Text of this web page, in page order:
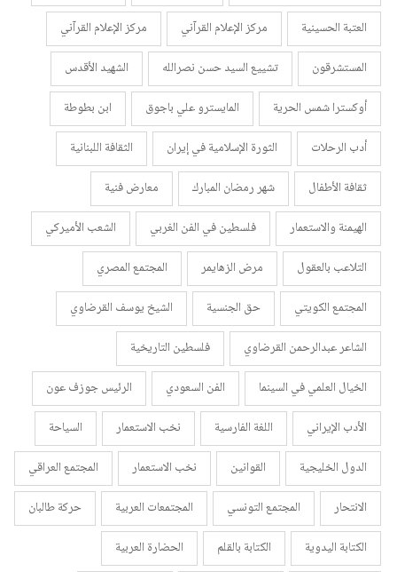
العتبة الحسينية
مركز الإعلام القرآني
مركز الإعلام القرآني
المستشرقون
تشييع السيد حسن نصرالله
الشهيد الأقدس
أوكسترا شمس الحرية
المايسترو علي باجوق
ابن بطوطة
أدب الرحلات
الثورة الإسلامية في إيران
الثقافة اللبنانية
ثقافة الأطفال
شهر رمضان المبارك
معارض فنية
الهيمنة والاستعمار
فلسطين في الفن الغربي
الشعب الأميركي
التلاعب بالعقول
مرض الزهايمر
المجتمع المصري
المجتمع الكويتي
حق الجنسية
الشيخ يوسف القرضاوي
الشاعر عبدالرحمن القرضاوي
فلسطين التاريخية
الخيال العلمي في السينما
الفن السعودي
الرئيس جوزف عون
الأدب الإيراني
اللغة الفارسية نخب الاستعمار
السياحة
الدول الخليجية
القوانين نخب الاستعمار
المجتمع العراقي
الانتحار
المجتمع التونسي المجتمعات العربية
حركة طالبان
الكتابة اليدوية
الكتابة بالقلم
الحضارة العربية